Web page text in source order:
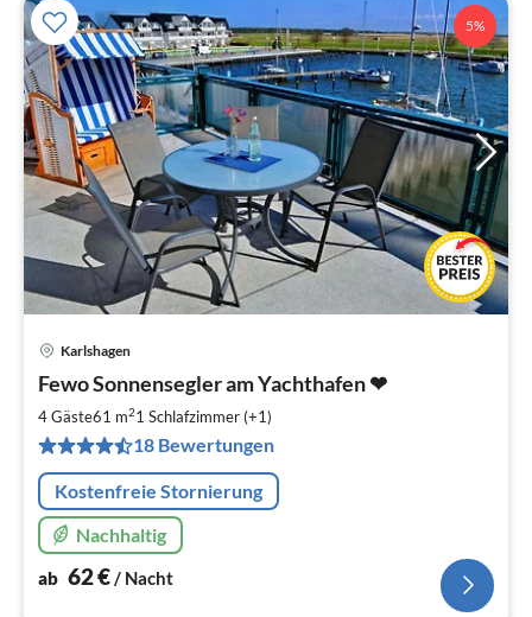
5%
Karlshagen
Fewo Sonnensegler am Yachthafen ❤
4 Gäste61 m21 Schlafzimmer (+1)
18 Bewertungen
Kostenfreie Stornierung
Nachhaltig
ab 62€/ Nacht